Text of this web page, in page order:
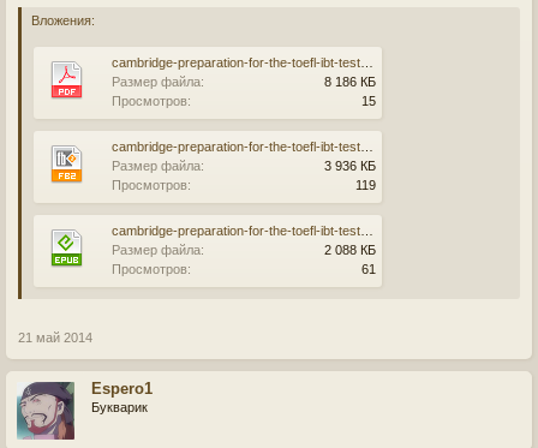
Вложения:
Размер файла:
8 186 КБ
Просмотров:
15
Размер файла:
3 936 КБ
Просмотров:
119
Размер файла:
2 088 КБ
Просмотров:
61
21 май 2014
Espero1
Букварик